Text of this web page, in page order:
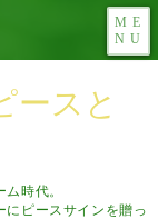
ME
NU
ースと
時代。
にピースサインを贈っ